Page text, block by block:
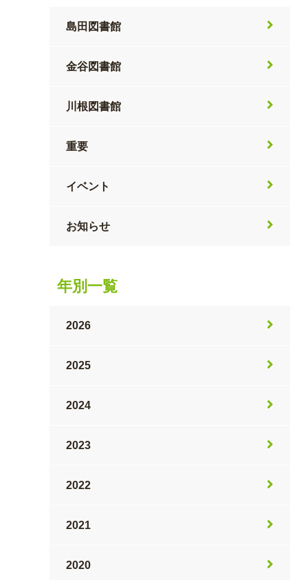
島田図書館
金谷図書館
川根図書館
重要
イベント
お知らせ
年別一覧
2026
2025
2024
2023
2022
2021
2020